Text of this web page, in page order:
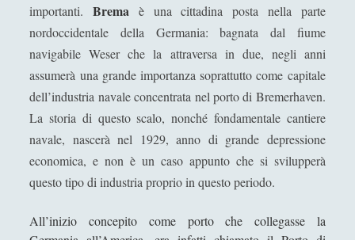
r
o
k
e
Contenuti
► Antologia(4)
► Filosofia(799)
► Scienza(84)
► Storia(144)
► Random (28)
importanti.Brema è una cittadina posta nella parte
nordoccidentale della Germania: bagnata dal fiume
navigabile Weser che la attraversa in due, negli anni
assumerà una grande importanza soprattutto come capitale
dell’industria navale concentrata nel porto di Bremerhaven.
La storia di questo scalo, nonché fondamentale cantiere
navale, nascerà nel 1929, anno di grande depressione
economica, e non è un caso appunto che si svilupperà
questo tipo di industria proprio in questo periodo.
All’inizio concepito come porto che collegasse la